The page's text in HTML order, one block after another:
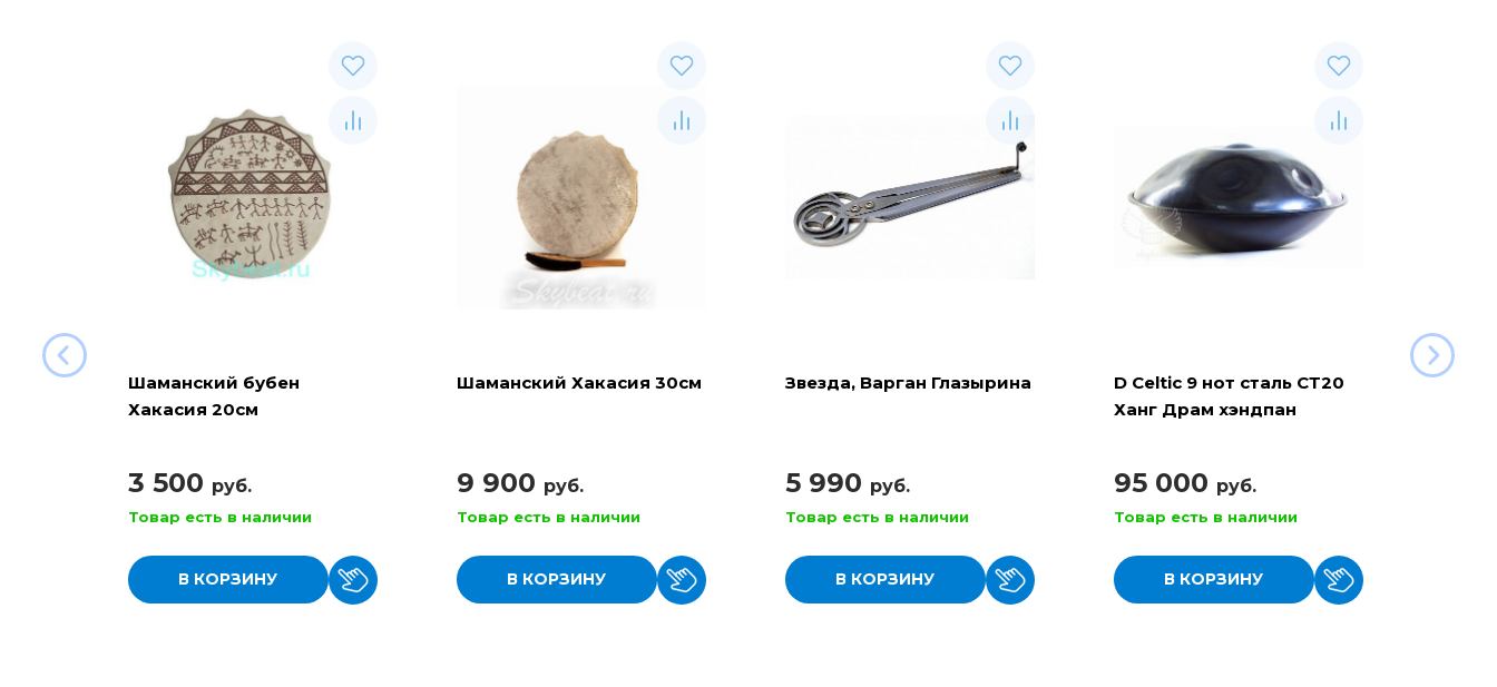
Шаманский бубен
Хакасия 20см
3 500 руб.
Товар есть в наличии
В КОРЗИНУ
Шаманский Хакасия 30см
9 900 руб.
Товар есть в наличии
В КОРЗИНУ
Звезда, Варган Глазырина
5 990 руб.
Товар есть в наличии
В КОРЗИНУ
D Celtic 9 нот сталь СТ20
Ханг Драм хэндпан
95 000 руб.
Товар есть в наличии
В КОРЗИНУ
Баян